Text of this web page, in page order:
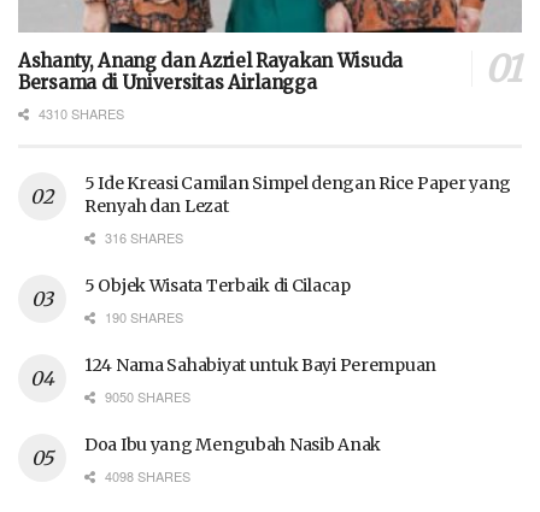
Ashanty, Anang dan Azriel Rayakan Wisuda
Bersama di Universitas Airlangga
4310 SHARES
5 Ide Kreasi Camilan Simpel dengan Rice Paper yang
Renyah dan Lezat
316 SHARES
5 Objek Wisata Terbaik di Cilacap
190 SHARES
124 Nama Sahabiyat untuk Bayi Perempuan
9050 SHARES
Doa Ibu yang Mengubah Nasib Anak
4098 SHARES